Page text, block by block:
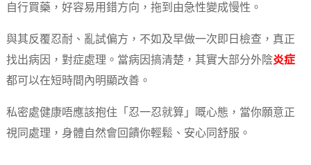
自行買藥，好容易用錯方向，拖到由急性變成慢性。
與其反覆忍耐、亂試偏方，不如及早做一次即日檢查，真正
找出病因，對症處理。當病因搞清楚，其實大部分外陰炎症
都可以在短時間內明顯改善。
私密處健康唔應該抱住「忍一忍就算」嘅心態，當你願意正
視同處理，身體自然會回饋你輕鬆、安心同舒服。